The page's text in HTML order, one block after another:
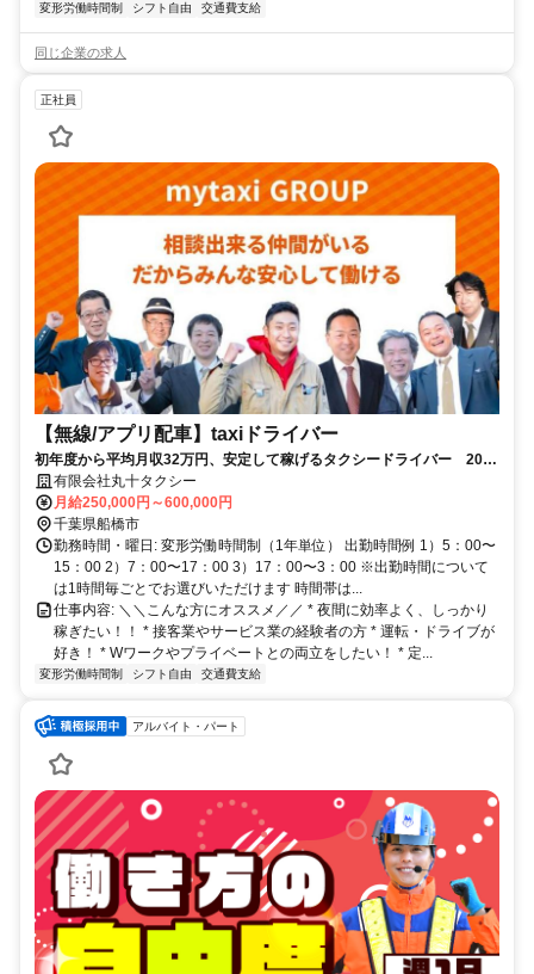
変形労働時間制 シフト自由 交通費支給
同じ企業の求人
正社員
【無線/アプリ配車】taxiドライバー
初年度から平均月収32万円、安定して稼げるタクシードライバー 20〜
30代・女性ドライバーも活躍中／2種免許取得は会社全額負担／アプリ
配車で効率よく稼げる環境！
有限会社丸十タクシー
月給250,000円～600,000円
千葉県船橋市
勤務時間・曜日: 変形労働時間制（1年単位） 出勤時間例 1）5：00〜
15：00 2）7：00〜17：00 3）17：00〜3：00 ※出勤時間について
は1時間毎ごとでお選びいただけます 時間帯は...
仕事内容: ＼＼こんな方にオススメ／／ * 夜間に効率よく、しっかり
稼ぎたい！！ * 接客業やサービス業の経験者の方 * 運転・ドライブが
好き！ * Wワークやプライベートとの両立をしたい！ * 定...
変形労働時間制 シフト自由 交通費支給
アルバイト・パート